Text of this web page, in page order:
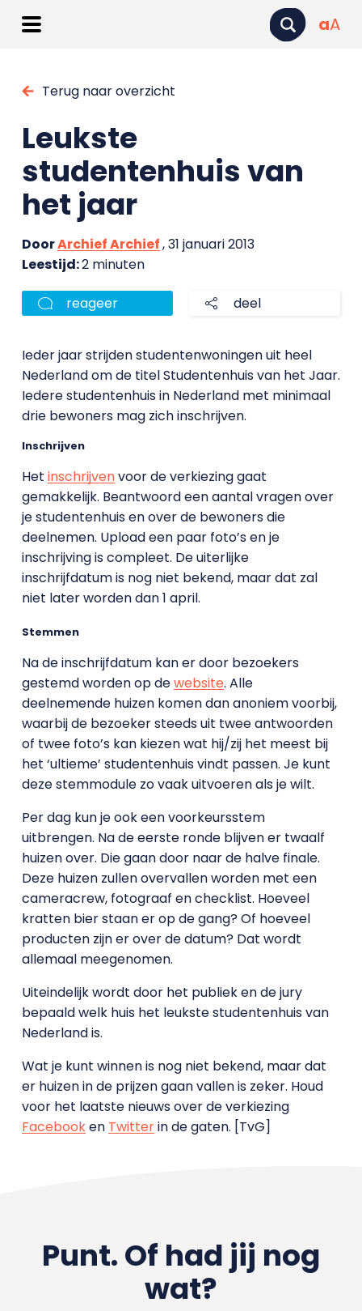
aA
Terug naar overzicht
Leukste
studentenhuis van
het jaar
DoorArchief Archief, 31 januari 2013
Leestijd:2 minuten
reageer deel
Ieder jaar strijden studentenwoningen uit heel
Nederland om de titel Studentenhuis van het Jaar.
Iedere studentenhuis in Nederland met minimaal
drie bewoners mag zich inschrijven.
Inschrijven
Het inschrijvenvoor de verkiezing gaat
gemakkelijk. Beantwoord een aantal vragen over
je studentenhuis en over de bewoners die
deelnemen. Upload een paar foto’s en je
inschrijving is compleet. De uiterlijke
inschrijfdatum is nog niet bekend, maar dat zal
niet later worden dan 1 april.
Stemmen
Na de inschrijfdatum kan er door bezoekers
gestemd worden op dewebsite. Alle
deelnemende huizen komen dan anoniem voorbij,
waarbij de bezoeker steeds uit twee antwoorden
of twee foto’s kan kiezen wat hij/zij het meest bij
het ‘ultieme’ studentenhuis vindt passen. Je kunt
deze stemmodule zo vaak uitvoeren als je wilt.
Per dag kun je ook een voorkeursstem
uitbrengen. Na de eerste ronde blijven er twaalf
huizen over. Die gaan door naar de halve finale.
Deze huizen zullen overvallen worden met een
cameracrew, fotograaf en checklist. Hoeveel
kratten bier staan er op de gang? Of hoeveel
producten zijn er over de datum? Dat wordt
allemaal meegenomen.
Uiteindelijk wordt door het publiek en de jury
bepaald welk huis het leukste studentenhuis van
Nederland is.
Wat je kunt winnen is nog niet bekend, maar dat
er huizen in de prijzen gaan vallen is zeker. Houd
voor het laatste nieuws over de verkiezing
Facebooken Twitterin de gaten. [TvG]
Punt. Of had jij nog
wat?